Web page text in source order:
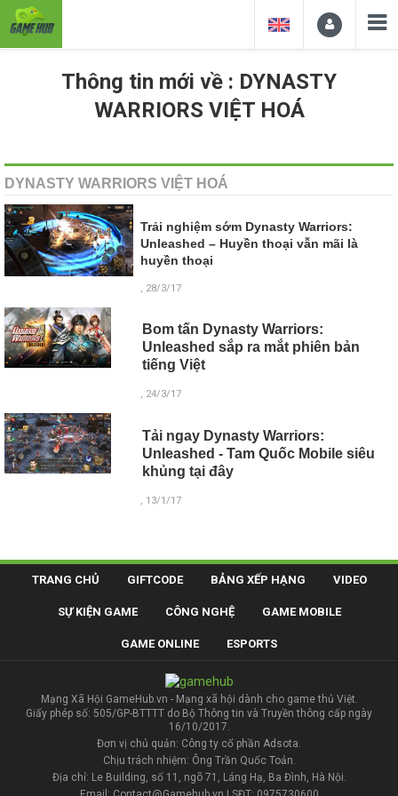
Thông tin mới về : DYNASTY
WARRIORS VIỆT HOÁ
DYNASTY WARRIORS VIỆT HOÁ
Trải nghiệm sớm Dynasty Warriors:
Unleashed – Huyền thoại vẫn mãi là
huyền thoại
, 28/3/17
Bom tấn Dynasty Warriors:
Unleashed sắp ra mắt phiên bản
tiếng Việt
, 24/3/17
Tải ngay Dynasty Warriors:
Unleashed - Tam Quốc Mobile siêu
khủng tại đây
, 13/1/17
TRANG CHỦ GIFTCODE BẢNG XẾP HẠNG VIDEO
SỰ KIỆN GAME CÔNG NGHỆ GAME MOBILE
GAME ONLINE ESPORTS
Mạng Xã Hội GameHub.vn - Mạng xã hội dành cho game thủ Việt.
Giấy phép số: 505/GP-BTTTT do Bộ Thông tin và Truyền thông cấp ngày
16/10/2017.
Đơn vị chủ quản: Công ty cổ phần Adsota.
Chịu trách nhiệm: Ông Trần Quốc Toản.
Địa chỉ: Le Building, số 11, ngõ 71, Láng Hạ, Ba Đình, Hà Nội.